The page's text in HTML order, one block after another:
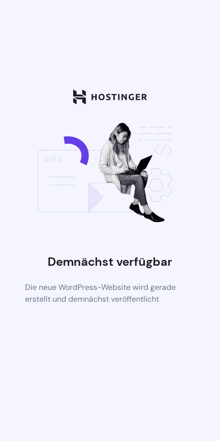
Demnächst verfügbar
Die neue WordPress-Website wird gerade
erstellt und demnächst veröffentlicht